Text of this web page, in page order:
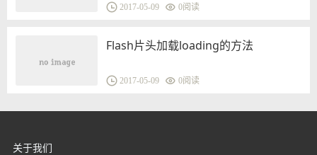
2017-05-09 0阅读
Flash片头加载loading的方法
2017-05-09 0阅读
关于我们